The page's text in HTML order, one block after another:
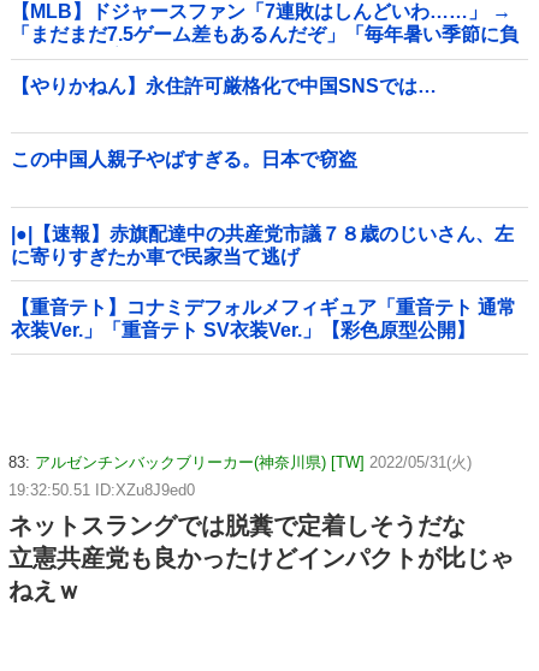
【MLB】ドジャースファン「7連敗はしんどいわ……」 →
「まだまだ7.5ゲーム差もあるんだぞ」「毎年暑い季節に負
けることが増えるけど結局10月には勝って終わるんだよ」
【やりかねん】永住許可厳格化で中国SNSでは…
この中国人親子やばすぎる。日本で窃盗
|●|【速報】赤旗配達中の共産党市議７８歳のじいさん、左
に寄りすぎたか車で民家当て逃げ
【重音テト】コナミデフォルメフィギュア「重音テト 通常
衣装Ver.」「重音テト SV衣装Ver.」【彩色原型公開】
83: アルゼンチンバックブリーカー(神奈川県) [TW] 2022/05/31(火)
19:32:50.51 ID:XZu8J9ed0
ネットスラングでは脱糞で定着しそうだな
立憲共産党も良かったけどインパクトが比じゃ
ねえｗ